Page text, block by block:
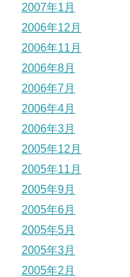
2007年1月
2006年12月
2006年11月
2006年8月
2006年7月
2006年4月
2006年3月
2005年12月
2005年11月
2005年9月
2005年6月
2005年5月
2005年3月
2005年2月